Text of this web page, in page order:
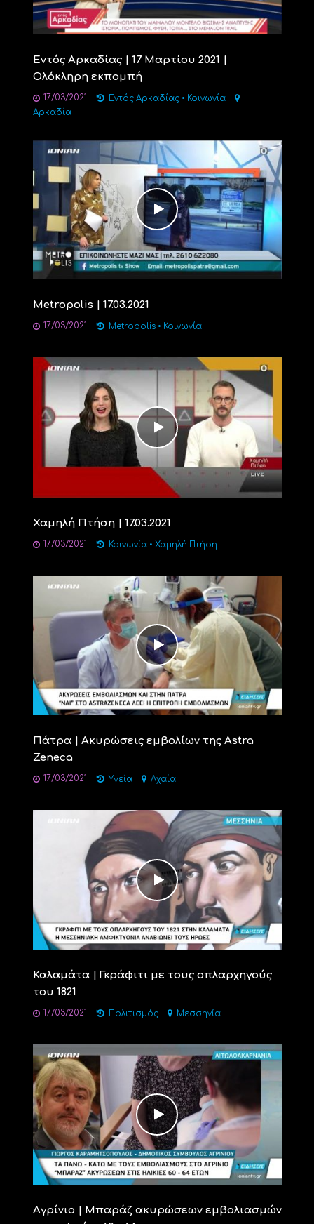
Εντός Αρκαδίας | 17 Μαρτίου 2021 |
Ολόκληρη εκπομπή
17/03/2021 Εντός Αρκαδίας • Κοινωνία
Αρκαδία
Μetropolis | 17.03.2021
17/03/2021 Metropolis • Κοινωνία
Χαμηλή Πτήση | 17.03.2021
17/03/2021 Κοινωνία • Χαμηλή Πτήση
Πάτρα | Ακυρώσεις εμβολίων της Astra
Zeneca
17/03/2021 Υγεία Αχαΐα
Καλαμάτα | Γκράφιτι με τους οπλαρχηγούς
του 1821
17/03/2021 Πολιτισμός Μεσσηνία
Αγρίνιο | Μπαράζ ακυρώσεων εμβολιασμών